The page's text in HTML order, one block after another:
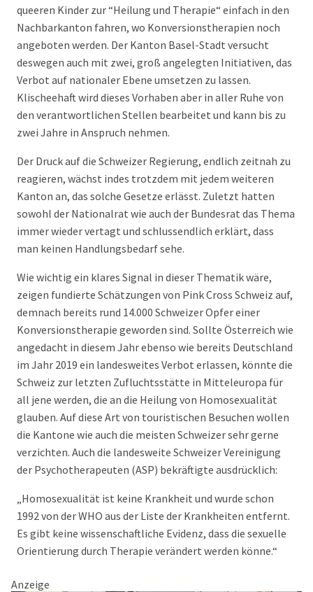
queeren Kinder zur “Heilung und Therapie“ einfach in den
Nachbarkanton fahren, wo Konversionstherapien noch
angeboten werden. Der Kanton Basel-Stadt versucht
deswegen auch mit zwei, groß angelegten Initiativen, das
Verbot auf nationaler Ebene umsetzen zu lassen.
Klischeehaft wird dieses Vorhaben aber in aller Ruhe von
den verantwortlichen Stellen bearbeitet und kann bis zu
zwei Jahre in Anspruch nehmen.
Der Druck auf die Schweizer Regierung, endlich zeitnah zu
reagieren, wächst indes trotzdem mit jedem weiteren
Kanton an, das solche Gesetze erlässt. Zuletzt hatten
sowohl der Nationalrat wie auch der Bundesrat das Thema
immer wieder vertagt und schlussendlich erklärt, dass
man keinen Handlungsbedarf sehe.
Wie wichtig ein klares Signal in dieser Thematik wäre,
zeigen fundierte Schätzungen von Pink Cross Schweiz auf,
demnach bereits rund 14.000 Schweizer Opfer einer
Konversionstherapie geworden sind. Sollte Österreich wie
angedacht in diesem Jahr ebenso wie bereits Deutschland
im Jahr 2019 ein landesweites Verbot erlassen, könnte die
Schweiz zur letzten Zufluchtsstätte in Mitteleuropa für
all jene werden, die an die Heilung von Homosexualität
glauben. Auf diese Art von touristischen Besuchen wollen
die Kantone wie auch die meisten Schweizer sehr gerne
verzichten. Auch die landesweite Schweizer Vereinigung
der Psychotherapeuten (ASP) bekräftigte ausdrücklich:
„Homosexualität ist keine Krankheit und wurde schon
1992 von der WHO aus der Liste der Krankheiten entfernt.
Es gibt keine wissenschaftliche Evidenz, dass die sexuelle
Orientierung durch Therapie verändert werden könne.“
Anzeige